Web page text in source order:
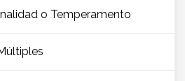
o Temperamento